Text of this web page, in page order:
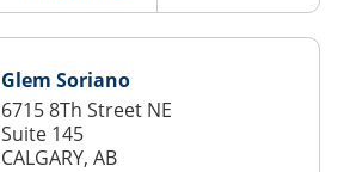
Glem Soriano
6715 8Th Street NE
Suite 145
CALGARY, AB